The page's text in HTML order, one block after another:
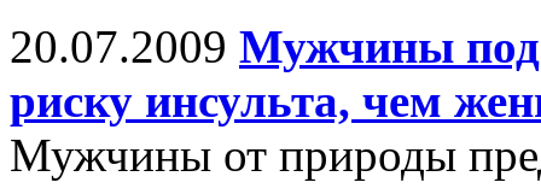
20.07.2009 Мужчины
риску инсульта, чем
Мужчины от природы